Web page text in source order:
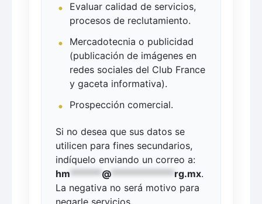
Evaluar calidad de servicios,
procesos de reclutamiento.
Mercadotecnia o publicidad
(publicación de imágenes en
redes sociales del Club France
y gaceta informativa).
Prospección comercial.
Si no desea que sus datos se
utilicen para fines secundarios,
indíquelo enviando un correo a:
hm ****** @************ rg.mx.
La negativa no será motivo para
negarle servicios.